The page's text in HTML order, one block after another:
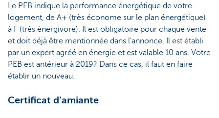
Le PEB indique la performance énergétique de votre
logement, de A+ (très économe sur le plan énergétique)
à F (très énergivore). Il est obligatoire pour chaque vente
et doit déjà être mentionnée dans l'annonce. Il est établi
par un expert agréé en énergie et est valable 10 ans. Votre
PEB est antérieur à 2019? Dans ce cas, il faut en faire
établir un nouveau.
Certificat d’amiante